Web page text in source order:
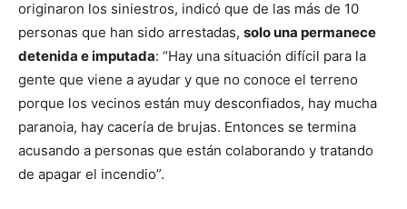
originaron los siniestros, indicó que de las más de 10
personas que han sido arrestadas, solo una permanece
detenida e imputada: “Hay una situación difícil para la
gente que viene a ayudar y que no conoce el terreno
porque los vecinos están muy desconfiados, hay mucha
paranoia, hay cacería de brujas. Entonces se termina
acusando a personas que están colaborando y tratando
de apagar el incendio”.